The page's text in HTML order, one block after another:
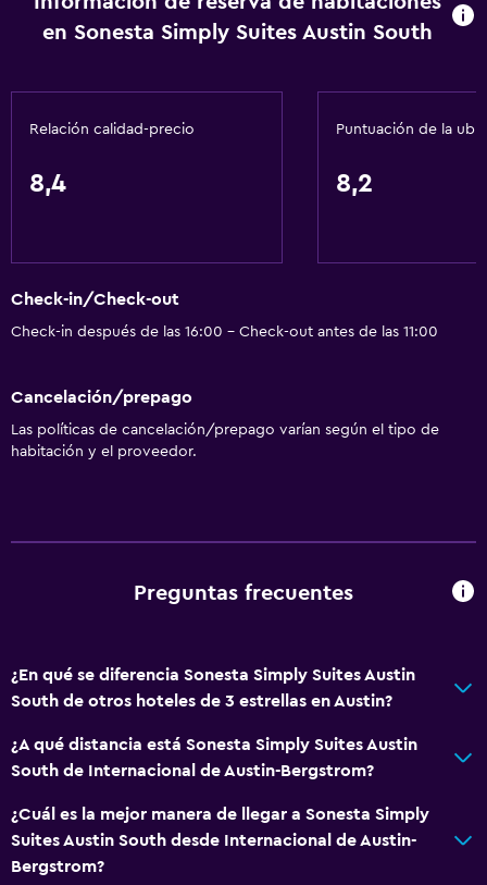
Gel de ducha
Aire acondicionado
Cocina
Microondas
Tostadora
Mascotas permitidas bajo consulta (pueden aplicar cargos
Accesibilidad
Estacionamiento accesible
en Sonesta Simply Suites Austin South
Relación calidad-precio
8,4
Puntuación de la
8,2
Check-in/Check-out
Check-in después de las 16:00 - Check-out antes de las 11:00
Cancelación/prepago
Las políticas de cancelación/prepago varían según el tipo de
habitación y el proveedor.
Preguntas frecuentes
¿En qué se diferencia Sonesta Simply Suites Austin
South de otros hoteles de 3 estrellas en Austin?
¿A qué distancia está Sonesta Simply Suites Austin
South de Internacional de Austin-Bergstrom?
¿Cuál es la mejor manera de llegar a Sonesta Simply
Suites Austin South desde Internacional de Austin-
Bergstrom?